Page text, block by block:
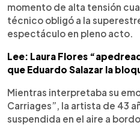
momento de alta tensión
técnico obligó a la
espectáculo en pleno acto.
Lee: Laura Flores
que Eduardo Salazar la
Mientras interpretaba su
Carriages”, la artista de 43
suspendida en el aire a